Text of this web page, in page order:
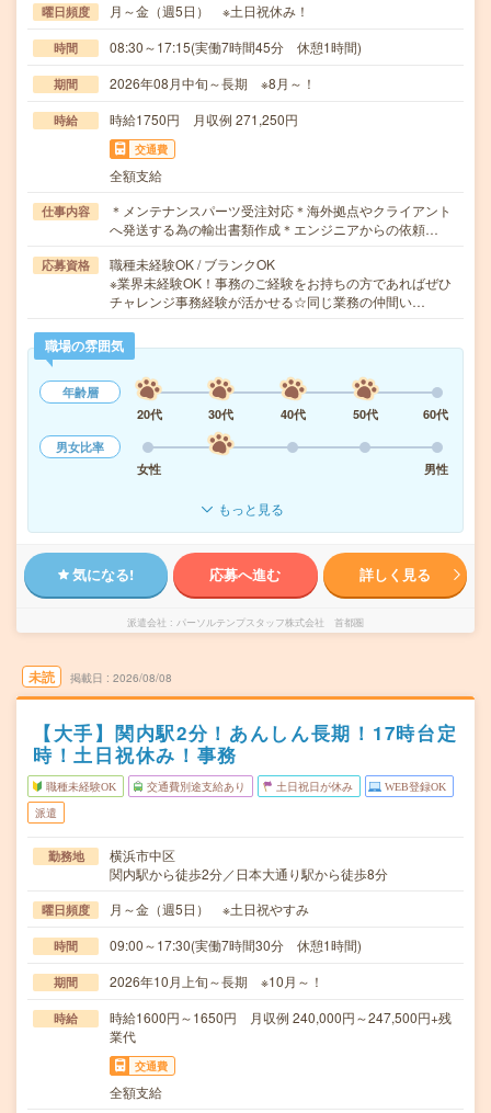
曜日頻度 月～金（週5日） ※土日祝休み！
時間 08:30～17:15(実働7時間45分 休憩1時間)
期間 2026年08月中旬～長期 ※8月～！
時給 時給1750円 月収例 271,250円
交通費
全額支給
仕事内容
＊メンテナンスパーツ受注対応＊海外拠点やクライアント
へ発送する為の輸出書類作成＊エンジニアからの依頼…
応募資格
職種未経験OK / ブランクOK
※業界未経験OK！事務のご経験をお持ちの方であればぜひ
チャレンジ事務経験が活かせる☆同じ業務の仲間い…
職場の雰囲気
年齢層
20代
30代 40代 50代
60代
男女比率
女性
男性
もっと見る
気になる! 応募へ進む 詳しく見る
派遣会社 パーソルテンプスタッフ株式会社 首都圏
未読 掲載日 2026/08/08
【大手】関内駅2分！あんしん長期！17時台定
時！土日祝休み！事務
職種未経験OK 交通費別途支給あり 土日祝日が休み WEB登録OK
派遣
勤務地
横浜市中区
関内駅から徒歩2分／日本大通り駅から徒歩8分
曜日頻度 月～金（週5日） ※土日祝やすみ
時間 09:00～17:30(実働7時間30分 休憩1時間)
期間 2026年10月上旬～長期 ※10月～！
時給
時給1600円～1650円 月収例 240,000円～247,500円+残
業代
交通費
全額支給